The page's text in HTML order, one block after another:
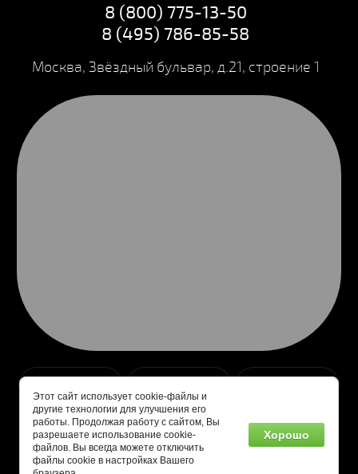
8 (800) 775-13-50
8 (495) 786-85-58
Москва, Звёздный бульвар, д.21, строение 1
Создание,разработка сайта— студия Мегагрупп.ру.
Этот сайт использует cookie-файлы и
другие технологии для улучшения его
работы. Продолжая работу с сайтом, Вы
разрешаете использование cookie-
файлов. Вы всегда можете отключить
файлы cookie в настройках Вашего
Хорошо